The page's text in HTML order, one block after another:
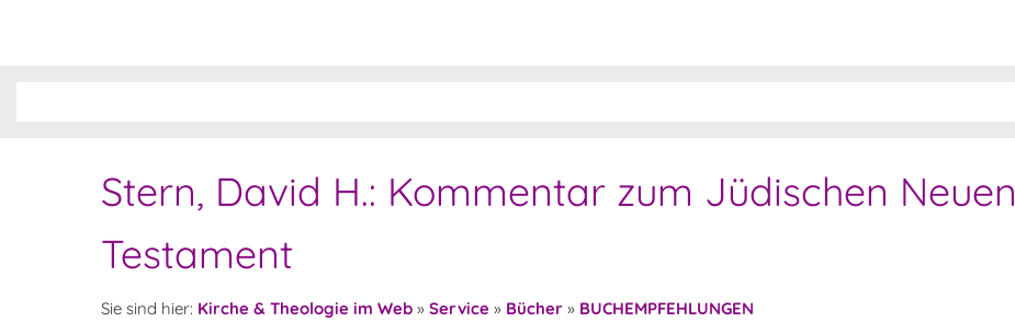
Stern, David H.: Kommentar zum Jüdischen Neuen
Testament
Sie sind hier: Kirche & Theologie im Web » Service » Bücher » BUCHEMPFEHLUNGEN